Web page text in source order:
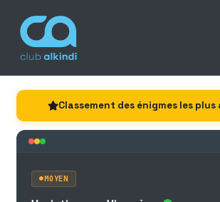
Classement des énigmes les plus
MOYEN